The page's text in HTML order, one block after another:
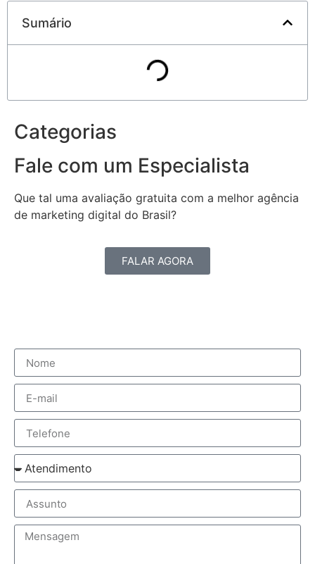
Sumário
Categorias
Fale com um Especialista
Que tal uma avaliação gratuita com a melhor agência
de marketing digital do Brasil?
FALAR AGORA